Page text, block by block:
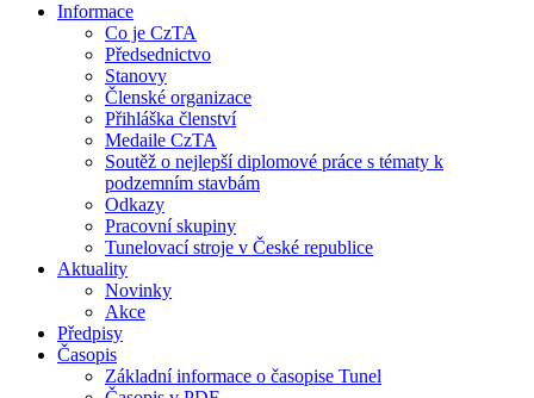
Informace
Co je CzTA
Předsednictvo
Stanovy
Členské organizace
Přihláška členství
Medaile CzTA
Soutěž o nejlepší diplomové práce s tématy k
podzemním stavbám
Odkazy
Pracovní skupiny
Tunelovací stroje v České republice
Aktuality
Novinky
Akce
Předpisy
Časopis
Základní informace o časopise Tunel